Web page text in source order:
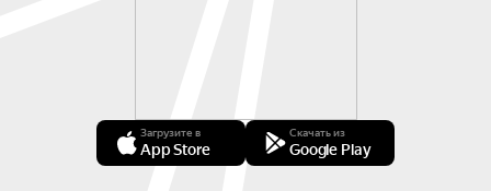
Загрузите в
App Store
Скачать из
Google Play